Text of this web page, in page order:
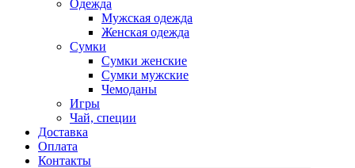
Одежда
Мужская одежда
Женская одежда
Сумки
Сумки женские
Сумки мужские
Чемоданы
Игры
Чай, специи
Доставка
Оплата
Контакты